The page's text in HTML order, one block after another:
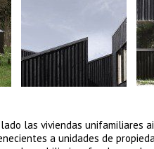
las viviendas unifamiliares
a unidades de